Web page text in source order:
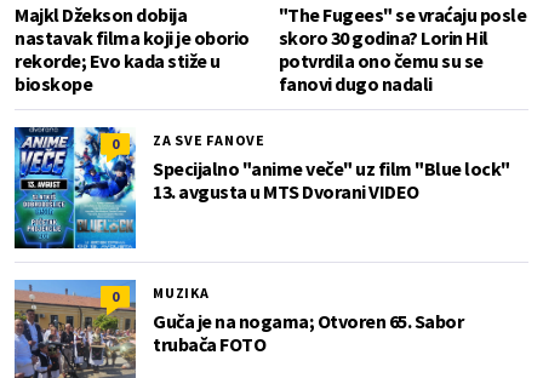
Majkl Džekson dobija
nastavak filma koji je oborio
rekorde; Evo kada stiže u
bioskope
"The Fugees" se vraćaju posle
skoro 30 godina? Lorin Hil
potvrdila ono čemu su se
fanovi dugo nadali
0 ZA SVE FANOVE
Specijalno "anime veče" uz film "Blue lock"
13. avgusta u MTS Dvorani VIDEO
0 MUZIKA
Guča je na nogama; Otvoren 65. Sabor
trubača FOTO